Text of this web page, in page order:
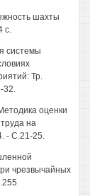
шахты
с.
системы
Тр.
32.
оценки
на
- С.21-25.
чрезвычайных